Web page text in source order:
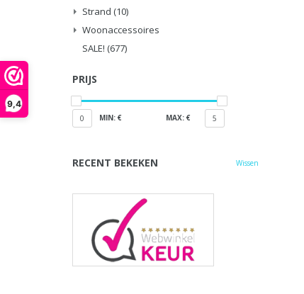
9,4
Strand (10)
Woonaccessoires
SALE! (677)
PRIJS
0 MIN: € MAX: € 5
RECENT BEKEKEN Wissen